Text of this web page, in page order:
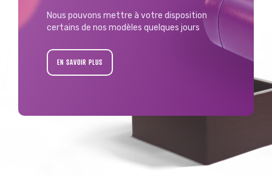
Nous pouvons mettre à votre disposition
certains de nos modèles quelques jours
EN SAVOIR PLUS